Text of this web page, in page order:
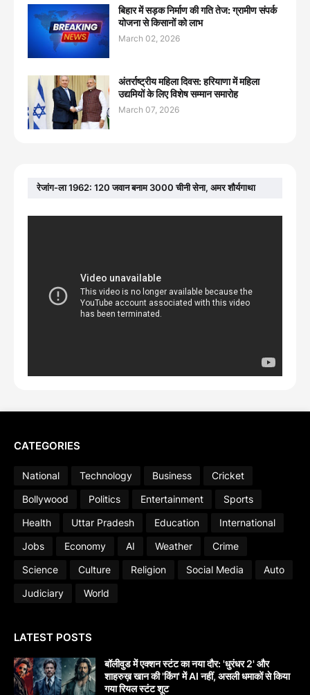
बिहार में सड़क निर्माण की गति तेज: ग्रामीण संपर्क
योजना से किसानों को लाभ
March 02, 2026
अंतर्राष्ट्रीय महिला दिवस: हरियाणा में महिला
उद्यमियों के लिए विशेष सम्मान समारोह
March 07, 2026
रेजांग-ला 1962: 120 जवान बनाम 3000 चीनी सेना, अमर शौर्यगाथा
CATEGORIES
National Technology Business
Cricket
Bollywood
Politics Entertainment
Sports
Health
Uttar Pradesh Education
International
Jobs
Economy AI Weather
Crime
Science
Culture Religion Social Media
Auto
Judiciary
World
LATEST POSTS
बॉलीवुड में एक्शन स्टंट का नया दौर: 'धुरंधर 2' और
शाहरुख़ खान की 'किंग' में AI नहीं, असली धमाकों से किया
गया रियल स्टंट शूट